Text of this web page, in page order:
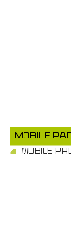
MOBILE
MOBILE